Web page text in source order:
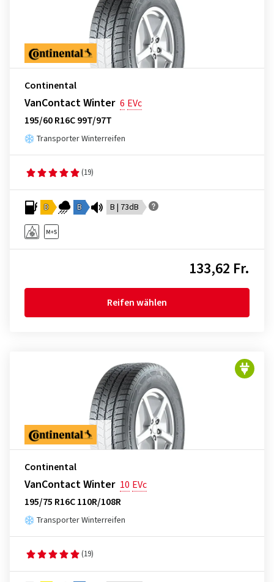
Continental
VanContact Winter 6 EVc
195/60 R16C 99T/97T
Transporter Winterreifen
(19)
D B B | 73dB
133,62 Fr.
Reifen wählen
Continental
VanContact Winter 10 EVc
195/75 R16C 110R/108R
Transporter Winterreifen
(19)